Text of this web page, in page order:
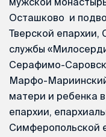
Осташково и
Тверской епархии,
службы
Серафимо-
Марфо-
матери и ребенка
епархии,
Симферопольской